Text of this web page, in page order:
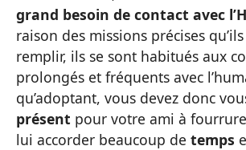
grand besoin de contact avec
raison des missions précises
remplir, ils se sont habitués aux
prolongés et fréquents avec
qu’adoptant, vous devez donc
présent pour votre ami à
lui accorder beaucoup de temps